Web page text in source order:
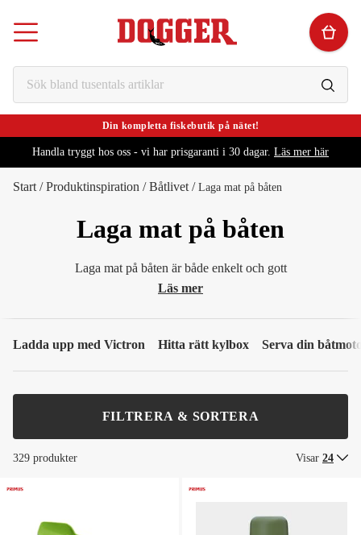
Din kompletta fiskebutik på nätet!
Handla tryggt hos oss - vi har prisgaranti i 30 dagar. Läs mer här
Start /Produktinspiration /Båtlivet / Laga mat på båten
Laga mat på båten
Laga mat på båten är både enkelt och gott
Läs mer
Ladda upp med Victron Hitta rätt kylbox Serva din
FILTRERA & SORTERA
329 produkter Visar 24